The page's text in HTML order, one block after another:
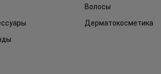
Волосы
Дерматокосметика